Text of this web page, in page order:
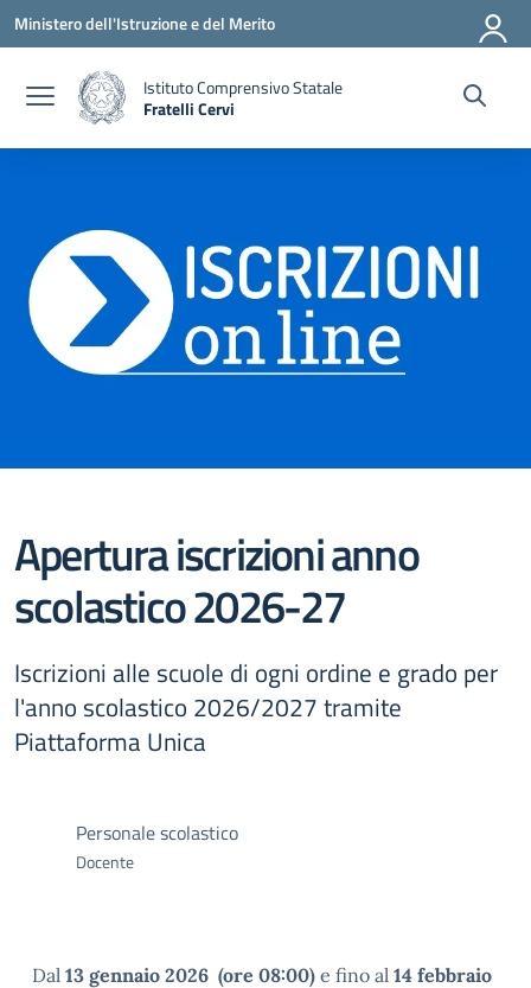
Vai ai contenuti
Vai al menu di navigazione
Vai al footer
Ministero dell'Istruzione e del Merito
Istituto Comprensivo Statale
Fratelli Cervi
Apertura iscrizioni anno
scolastico 2026-27
Iscrizioni alle scuole di ogni ordine e grado per
l'anno scolastico 2026/2027 tramite
Piattaforma Unica
Personale scolastico
Docente
Dal 13 gennaio 2026 (ore 08:00) e fino al 14 febbraio